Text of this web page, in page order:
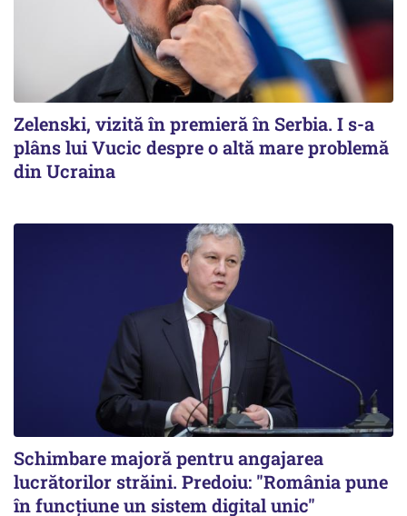
Zelenski, vizită în premieră în Serbia. I s-a
plâns lui Vucic despre o altă mare problemă
din Ucraina
Schimbare majoră pentru angajarea
lucrătorilor străini. Predoiu: "România pune
în funcțiune un sistem digital unic"